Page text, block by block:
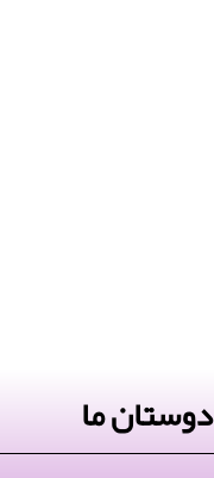
دوستان ما